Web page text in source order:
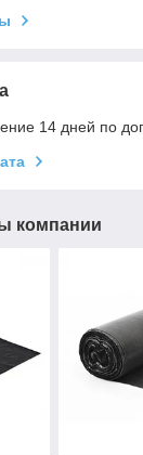
14 дней по
компании